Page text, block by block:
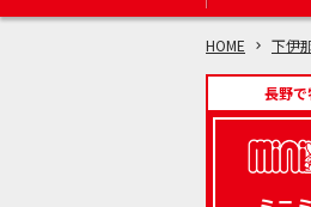
HOME 下伊
長野